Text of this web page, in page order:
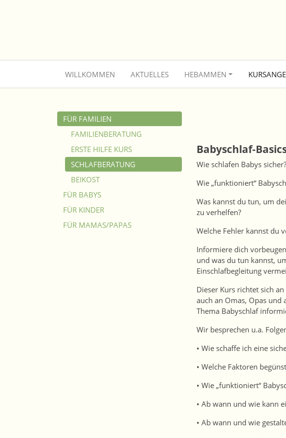
WILLKOMMEN AKTUELLES HEBAMMEN
Babyschlaf-
Wie schlafen Babys sicher?
Wie „funktioniert“
Was kannst du tun, um
zu verhelfen?
Welche Fehler kannst du
Informiere dich
und was du tun kannst,
Einschlafbegleitung
Dieser Kurs richtet sich
auch an Omas, Opas und
Thema Babyschlaf
Wir besprechen u.a.
• Wie schaffe ich eine
• Welche Faktoren
• Wie „funktioniert“
• Ab wann und wie kann
• Ab wann und wie
FÜR FAMILIEN
FAMILIENBERATUNG
ERSTE HILFE KURS
SCHLAFBERATUNG
BEIKOST
FÜR BABYS
FÜR KINDER
FÜR MAMAS/PAPAS